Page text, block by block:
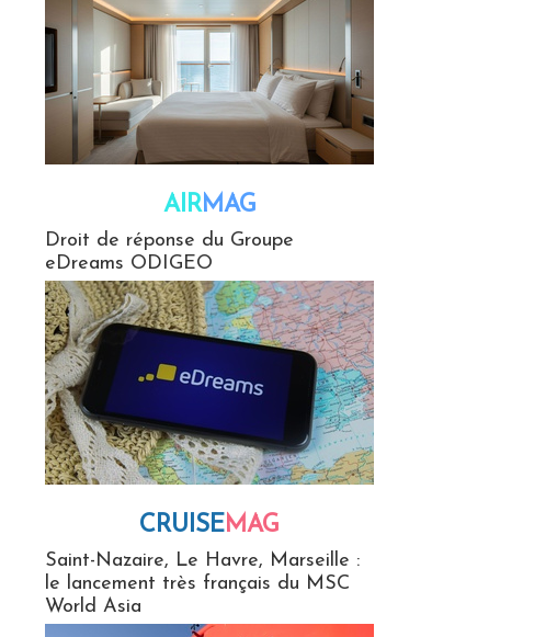
AIRMAG
Droit de réponse du Groupe
eDreams ODIGEO
CRUISEMAG
Saint-Nazaire, Le Havre, Marseille :
le lancement très français du MSC
World Asia